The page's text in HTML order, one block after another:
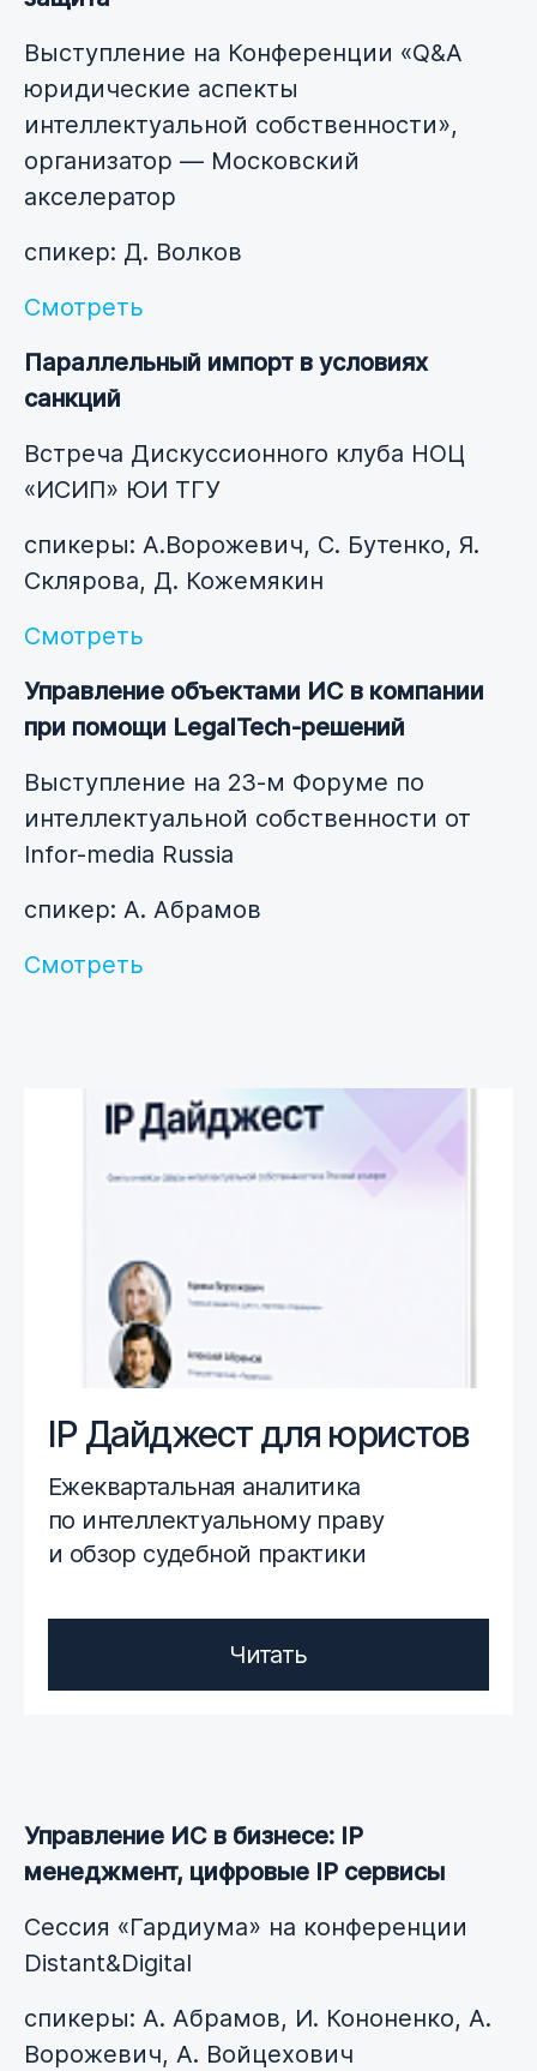
Выступление на Конференции «Q&A
юридические аспекты
интеллектуальной собственности»,
организатор — Московский
акселератор
спикер: Д. Волков
Смотреть
Параллельный импорт в условиях
санкций
Встреча Дискуссионного клуба НОЦ
«ИСИП» ЮИ ТГУ
спикеры: А.Ворожевич, С. Бутенко, Я.
Склярова, Д. Кожемякин
Смотреть
Управление объектами ИС в компании
при помощи LegalTech-решений
Выступление на 23-м Форуме по
интеллектуальной собственности от
Infor-media Russia
спикер: А. Абрамов
Смотреть
IP Дайджест для юристов
Ежеквартальная аналитика
по интеллектуальному праву
и обзор судебной практики
Читать
Управление ИС в бизнесе: IP
менеджмент, цифровые IP сервисы
Сессия «Гардиума» на конференции
Distant&Digital
спикеры: А. Абрамов, И. Кононенко, А.
Ворожевич, А. Войцехович